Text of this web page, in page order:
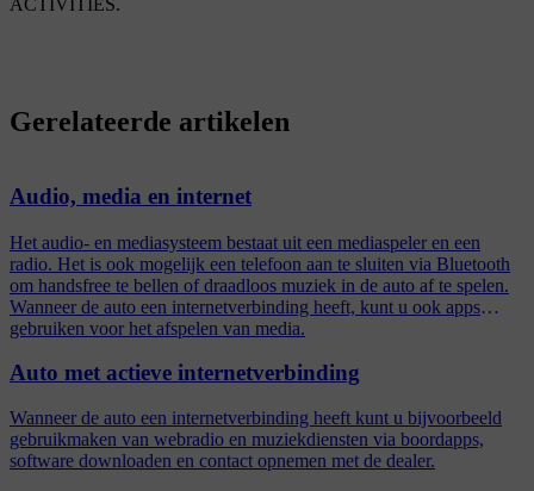
Gerelateerde artikelen
Audio, media en internet
Het audio- en mediasysteem bestaat uit een mediaspeler en een
radio. Het is ook mogelijk een telefoon aan te sluiten via Bluetooth
om handsfree te bellen of draadloos muziek in de auto af te spelen.
Wanneer de auto een internetverbinding heeft, kunt u ook apps
gebruiken voor het afspelen van media.
Auto met actieve internetverbinding
Wanneer de auto een internetverbinding heeft kunt u bijvoorbeeld
gebruikmaken van webradio en muziekdiensten via boordapps,
software downloaden en contact opnemen met de dealer.